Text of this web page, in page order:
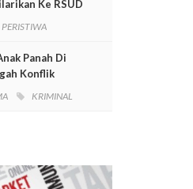
Ke RSUD
PERISTIWA
Panah Di
Konflik
KRIMINAL